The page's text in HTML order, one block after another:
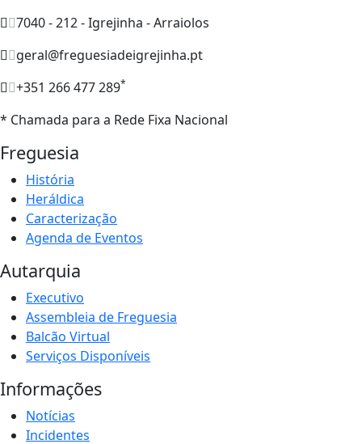
7040 - 212 - Igrejinha - Arraiolos
geral@freguesiadeigrejinha.pt
+351 266 477 289*
* Chamada para a Rede Fixa Nacional
Freguesia
História
Heráldica
Caracterização
Agenda de Eventos
Autarquia
Executivo
Assembleia de Freguesia
Balcão Virtual
Serviços Disponíveis
Informações
Notícias
Incidentes